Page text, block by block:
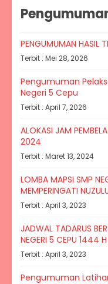
PENGUMUMAN HASIL
Terbit : Mei 28, 2026
Pengumuman
Negeri 5 Cepu
Terbit : April 7, 2026
ALOKASI JAM
2024
Terbit : Maret 13, 2024
LOMBA MAPSI SMP
MEMPERINGATI
Terbit : April 3, 2023
JADWAL TADARUS
NEGERI 5 CEPU 1444 H
Terbit : April 3, 2023
Pengumuman